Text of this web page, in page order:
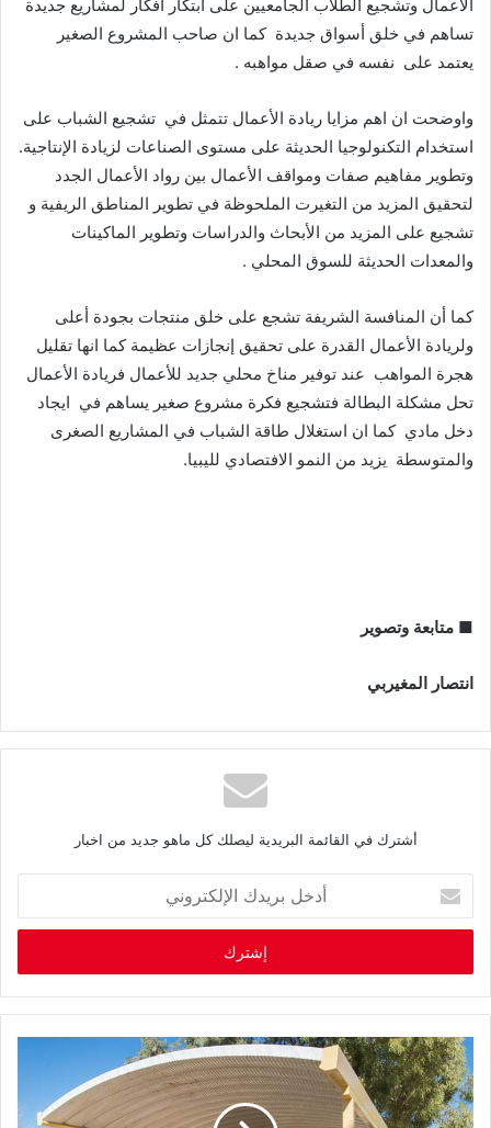
الأعمال وتشجيع الطلاب الجامعيين على ابتكار أفكار لمشاريع جديدة
تساهم في خلق أسواق جديدة كما ان صاحب المشروع الصغير
يعتمد على نفسه في صقل مواهبه .
واوضحت ان اهم مزايا ريادة الأعمال تتمثل في تشجيع الشباب على
استخدام التكنولوجيا الحديثة على مستوى الصناعات لزيادة الإنتاجية.
وتطوير مفاهيم صفات ومواقف الأعمال بين رواد الأعمال الجدد
لتحقيق المزيد من التغيرت الملحوظة في تطوير المناطق الريفية و
تشجيع على المزيد من الأبحاث والدراسات وتطوير الماكينات
والمعدات الحديثة للسوق المحلي .
كما أن المنافسة الشريفة تشجع على خلق منتجات بجودة أعلى
ولريادة الأعمال القدرة على تحقيق إنجازات عظيمة كما انها تقليل
هجرة المواهب عند توفير مناخ محلي جديد للأعمال فريادة الأعمال
تحل مشكلة البطالة فتشجيع فكرة مشروع صغير يساهم في ايجاد
دخل مادي كما ان استغلال طاقة الشباب في المشاريع الصغرى
والمتوسطة يزيد من النمو الافتصادي لليبيا.
■ متابعة وتصوير
انتصار المغيربي
أشترك في القائمة البريدية ليصلك كل ماهو جديد من اخبار
خ
ب
ر
د
ك
ا
ل